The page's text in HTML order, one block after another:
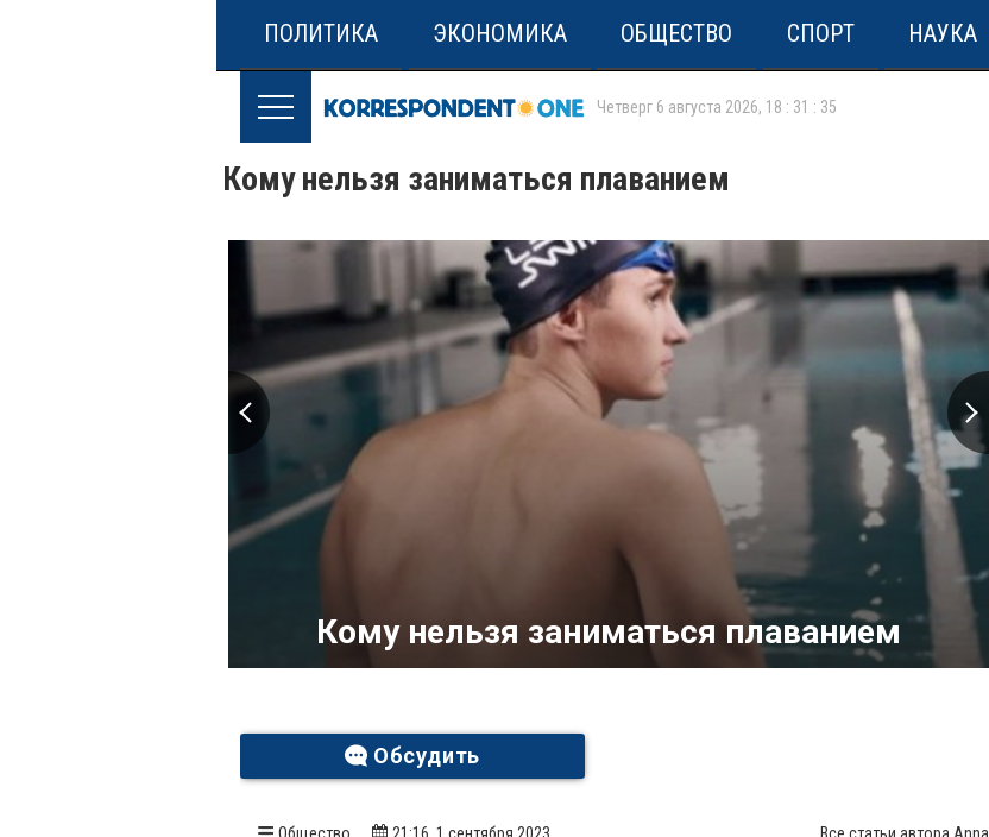
ПОЛИТИКА ЭКОНОМИКА ОБЩЕСТВО СПОРТ НАУКА
Четверг 6 августа 2026, 18 : 31 : 35
Кому нельзя заниматься плаванием
Кому нельзя заниматься плаванием
Обсудить